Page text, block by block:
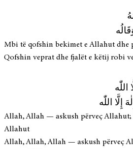
Mbi të qofshin bekimet e Allahut dhe
Qofshin veprat dhe fjalët e këtij robi
اللّٰه
إِلَّا اللّٰه
Allah, Allah — askush përveç Allahut;
Allahut
Allah, Allah, Allah — askush përveç